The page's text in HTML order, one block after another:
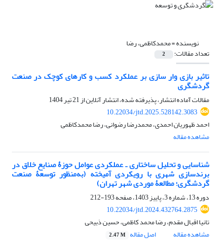
نویسنده =محمدکاظمی، رضا
تعداد مقالات: 2
تاثیر بازی وار سازی بر عملکرد کسب و کارهای کوچک در صنعت
گردشگری
مقالات آماده انتشار، پذیرفته شده، انتشار آنلاین از21 تیر 1404
10.22034/jtd.2025.528142.3083
احمد ظهوریان احمدی، محمدرضا رضوانی، رضا محمدکاظمی
مشاهده مقاله
شناسایی و تحلیل ساختاری ـ عملکردی عوامل حوزۀ صنایع خلاق در
برندسازی شهری با رویکردی آمیخته (به‌منظور توسعۀ صنعت
گردشگری؛ مطالعۀ موردی شهر تهران)
دوره 13، شماره 3، پاییز 1403، صفحه
193-212
10.22034/jtd.2024.432764.2875
تانیا اقبال مقدم، رضا محمد کاظمی، حسین ذبیحی
مشاهده مقاله
اصل مقاله 2.47 M